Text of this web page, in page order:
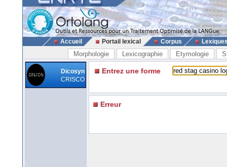
Accueil Portail lexical Corpus
Morphologie Lexicographie Etymologie
Dicosyn
CRISCO
Entrez une forme
Erreur